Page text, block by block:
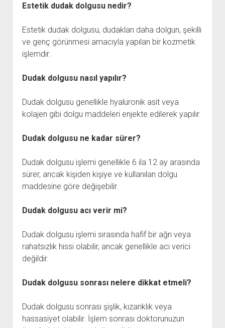
Estetik dudak dolgusu nedir?
Estetik dudak dolgusu, dudakları daha dolgun, şekilli
ve genç görünmesi amacıyla yapılan bir kozmetik
işlemdir.
Dudak dolgusu nasıl yapılır?
Dudak dolgusu genellikle hyaluronik asit veya
kolajen gibi dolgu maddeleri enjekte edilerek yapılır.
Dudak dolgusu ne kadar sürer?
Dudak dolgusu işlemi genellikle 6 ila 12 ay arasında
sürer, ancak kişiden kişiye ve kullanılan dolgu
maddesine göre değişebilir.
Dudak dolgusu acı verir mi?
Dudak dolgusu işlemi sırasında hafif bir ağrı veya
rahatsızlık hissi olabilir, ancak genellikle acı verici
değildir.
Dudak dolgusu sonrası nelere dikkat etmeli?
Dudak dolgusu sonrası şişlik, kızarıklık veya
hassasiyet olabilir. İşlem sonrası doktorunuzun